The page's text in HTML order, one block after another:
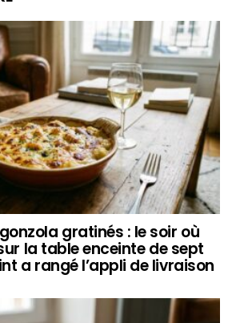
gratinés : le soir où
la table enceinte de sept
a rangé l’appli de livraison